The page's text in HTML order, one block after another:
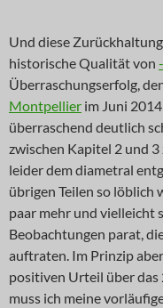
Und diese
historische Qualität von
Überraschungserfolg,
Montpellier im Juni
überraschend deutlich
zwischen Kapitel 2 und
leider dem diametral
übrigen Teilen so löblich
paar mehr und vielleicht
Beobachtungen parat,
auftraten. Im Prinzip
positiven Urteil über
muss ich meine